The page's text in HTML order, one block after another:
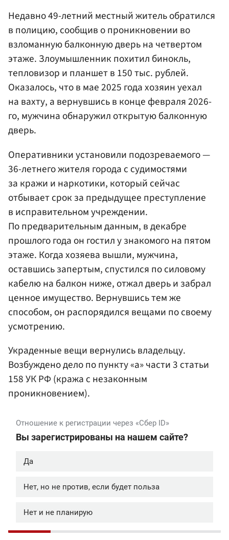
Недавно 49-летний местный житель обратился
в полицию, сообщив о проникновении во
взломанную балконную дверь на четвертом
этаже. Злоумышленник похитил бинокль,
тепловизор и планшет в 150 тыс. рублей.
Оказалось, что в мае 2025 года хозяин уехал
на вахту, а вернувшись в конце февраля 2026-
го, мужчина обнаружил открытую балконную
дверь.
Оперативники установили подозреваемого —
36-летнего жителя города с судимостями
за кражи и наркотики, который сейчас
отбывает срок за предыдущее преступление
в исправительном учреждении.
По предварительным данным, в декабре
прошлого года он гостил у знакомого на пятом
этаже. Когда хозяева вышли, мужчина,
оставшись запертым, спустился по силовому
кабелю на балкон ниже, отжал дверь и забрал
ценное имущество. Вернувшись тем же
способом, он распорядился вещами по своему
усмотрению.
Украденные вещи вернулись владельцу.
Возбуждено дело по пункту «а» части 3 статьи
158 УК РФ (кража с незаконным
проникновением).